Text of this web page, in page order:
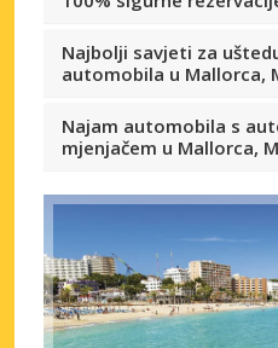
Najbolji savjeti za
automobila u Mallorca,
Najam automobila s
mjenjačem u Mallorca,